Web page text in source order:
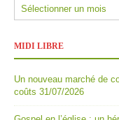
MIDI LIBRE
Un nouveau marché de
coûts 31/07/2026